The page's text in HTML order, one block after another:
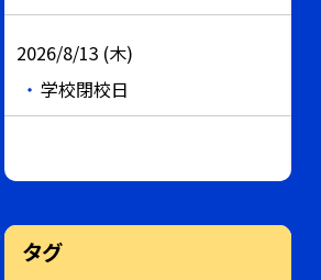
2026/8/13 (木)
学校閉校日
タグ